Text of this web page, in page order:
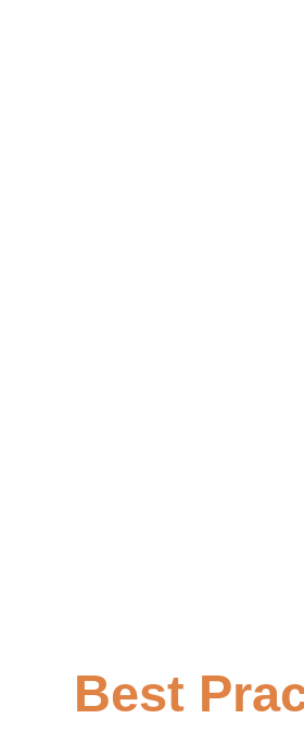
Best